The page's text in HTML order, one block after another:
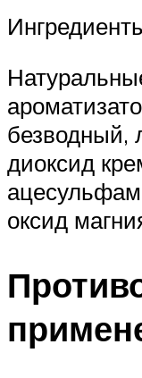
безводный,
диоксид
оксид